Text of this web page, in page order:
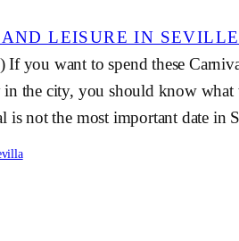
LEISURE IN SEVILLE
If you want to spend these
in the city, you should know
is not the most important date